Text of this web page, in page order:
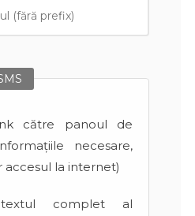
către panoul de
necesare,
accesul la internet)
complet al